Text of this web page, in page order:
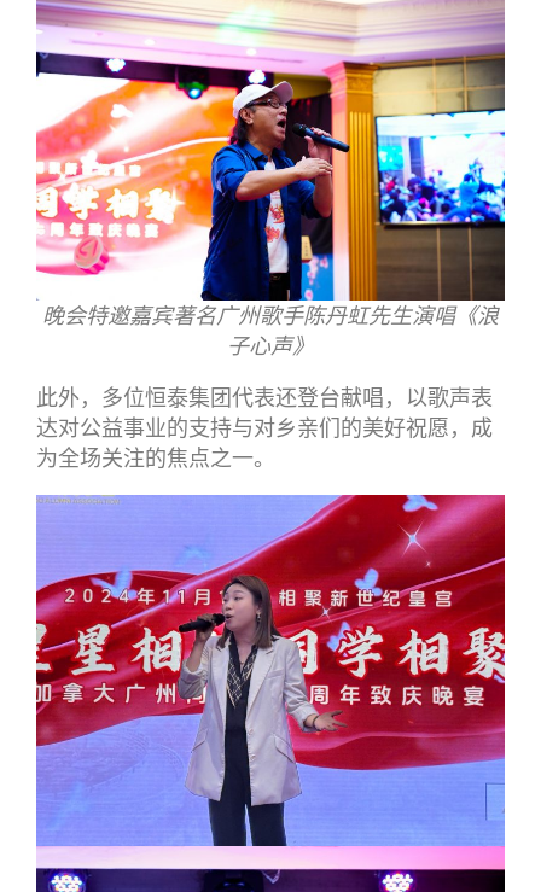
晚会特邀嘉宾著名广州歌手陈丹虹先生演唱《浪
子心声》
此外，多位恒泰集团代表还登台献唱，以歌声表
达对公益事业的支持与对乡亲们的美好祝愿，成
为全场关注的焦点之一。